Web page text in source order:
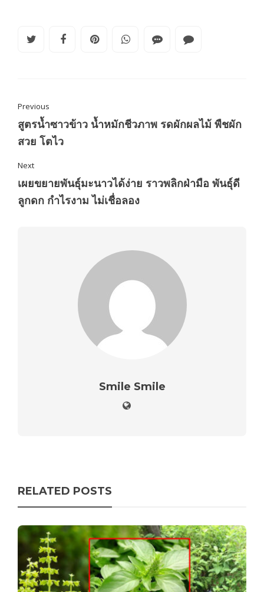
Previous
สูตรน้ำซาวข้าว น้ำหมักชีวภาพ รดผักผลไม้ พืชผัก
สวย โตไว
Next
เผยขยายพันธุ์มะนาวได้ง่าย ราวพลิกฝ่ามือ พันธุ์ดี
ลูกดก กำไรงาม ไม่เชื่อลอง
Smile Smile
RELATED POSTS